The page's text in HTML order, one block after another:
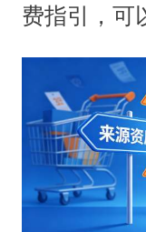
费指引，可